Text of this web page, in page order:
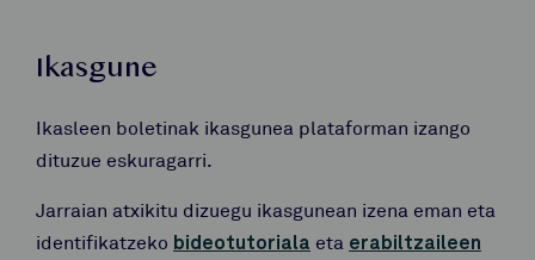
Ikasgune
Ikasleen boletinak ikasgunea plataforman izango
dituzue eskuragarri.
Jarraian atxikitu dizuegu ikasgunean izena eman eta
identifikatzeko bideotutoriala eta erabiltzaileen